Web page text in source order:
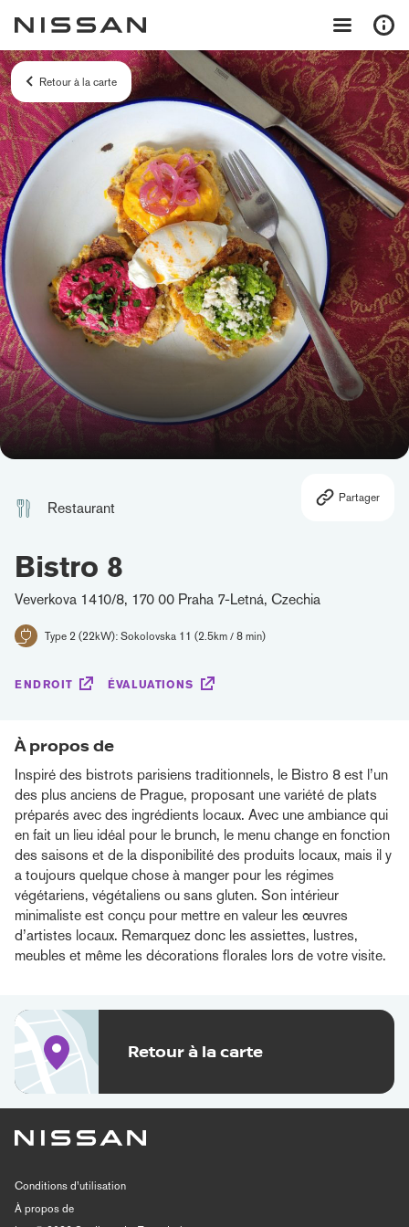
Restaurant
Partager
Bistro 8
Veverkova 1410/8, 170 00 Praha 7-Letná, Czechia
Type 2 (22kW): Sokolovska 11 (2.5km / 8 min)
ENDROIT ÉVALUATIONS
À propos de
Inspiré des bistrots parisiens traditionnels, le Bistro 8 est l’un
des plus anciens de Prague, proposant une variété de plats
préparés avec des ingrédients locaux. Avec une ambiance qui
en fait un lieu idéal pour le brunch, le menu change en fonction
des saisons et de la disponibilité des produits locaux, mais il y
a toujours quelque chose à manger pour les régimes
végétariens, végétaliens ou sans gluten. Son intérieur
minimaliste est conçu pour mettre en valeur les œuvres
d’artistes locaux. Remarquez donc les assiettes, lustres,
meubles et même les décorations florales lors de votre visite.
Retour à la carte
Retour à la carte
Conditions d’utilisation
À propos de